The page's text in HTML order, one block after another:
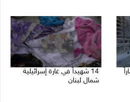
14 شهيداً في غارة إسرائيلية
شمال لبنان